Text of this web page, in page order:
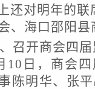
还对明年的
、海口邵阳县
召开商会四
10日，商会
陈明华、张